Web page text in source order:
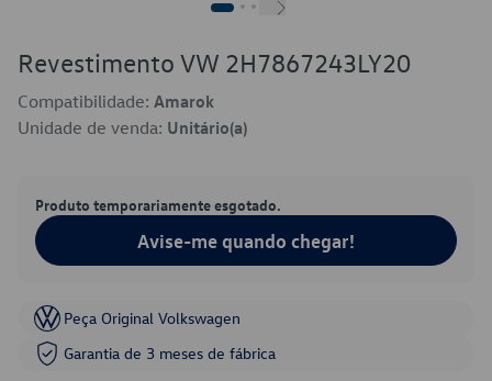
Revestimento VW 2H7867243LY20
Compatibilidade: Amarok
Unidade de venda: Unitário(a)
Produto temporariamente esgotado.
Avise-me quando chegar!
Peça Original Volkswagen
Garantia de 3 meses de fábrica